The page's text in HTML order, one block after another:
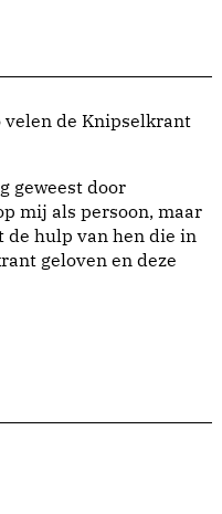
velen de Knipselkrant
geweest door
mij als persoon, maar
de hulp van hen die in
geloven en deze